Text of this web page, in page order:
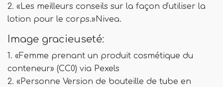
2. «Les meilleurs conseils sur la façon d'utiliser la
lotion pour le corps.»Nivea.
Image gracieuseté:
1. «Femme prenant un produit cosmétique du
conteneur» (CC0) via Pexels
2. «Personne Version de bouteille de tube en